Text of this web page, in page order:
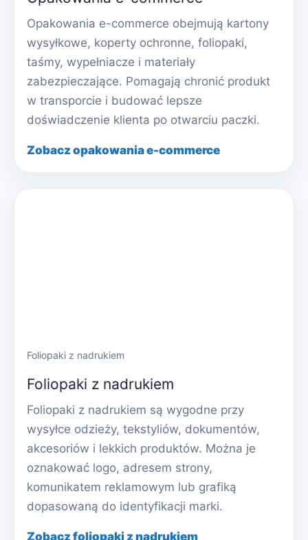
Opakowania e-commerce obejmują kartony
wysyłkowe, koperty ochronne, foliopaki,
taśmy, wypełniacze i materiały
zabezpieczające. Pomagają chronić produkt
w transporcie i budować lepsze
doświadczenie klienta po otwarciu paczki.
Zobacz opakowania e-commerce
Foliopaki z nadrukiem
Foliopaki z nadrukiem
Foliopaki z nadrukiem są wygodne przy
wysyłce odzieży, tekstyliów, dokumentów,
akcesoriów i lekkich produktów. Można je
oznakować logo, adresem strony,
komunikatem reklamowym lub grafiką
dopasowaną do identyfikacji marki.
Zobacz foliopaki z nadrukiem